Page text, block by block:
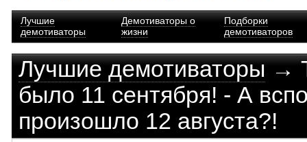
Лучшие
демотиваторы
Демотиваторы о
жизни
Подборки
демотиваторов
Лучшие демотиваторы→
было 11 сентября! - А
произошло 12 августа?!